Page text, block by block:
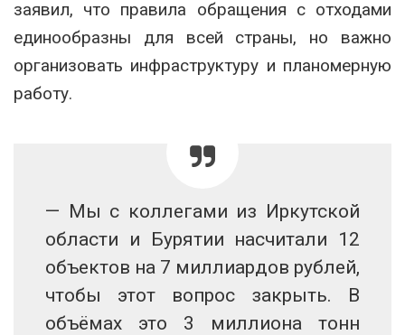
заявил, что правила обращения с отходами
единообразны для всей страны, но важно
организовать инфраструктуру и планомерную
работу.
— Мы с коллегами из Иркутской
области и Бурятии насчитали 12
объектов на 7 миллиардов рублей,
чтобы этот вопрос закрыть. В
объёмах это 3 миллиона тонн